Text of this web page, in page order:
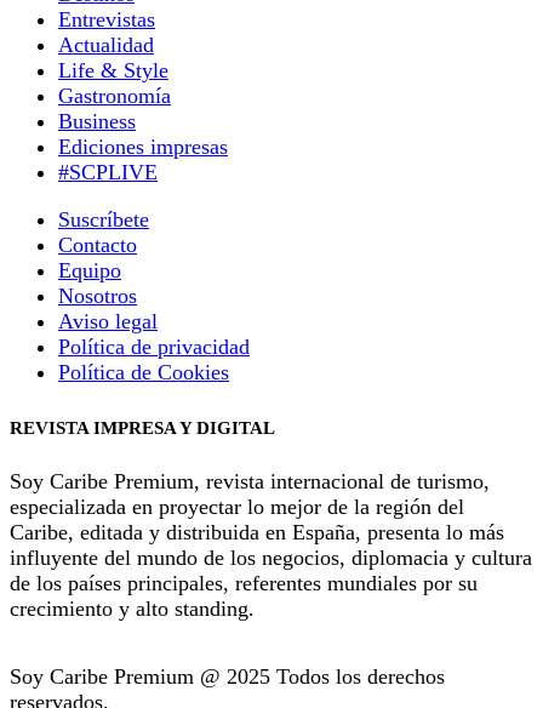
Entrevistas
Actualidad
Life & Style
Gastronomía
Business
Ediciones impresas
#SCPLIVE
Suscríbete
Contacto
Equipo
Nosotros
Aviso legal
Política de privacidad
Política de Cookies
REVISTA IMPRESA Y DIGITAL
Soy Caribe Premium, revista internacional de turismo,
especializada en proyectar lo mejor de la región del
Caribe, editada y distribuida en España, presenta lo más
influyente del mundo de los negocios, diplomacia y cultura
de los países principales, referentes mundiales por su
crecimiento y alto standing.
Soy Caribe Premium @ 2025 Todos los derechos
reservados.